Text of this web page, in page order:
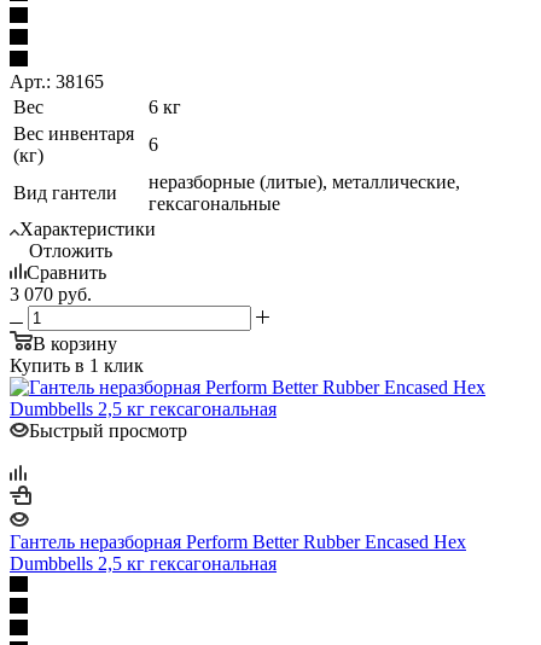
Арт.: 38165
Вес
6 кг
Вес инвентаря
(кг)
6
Вид гантели
неразборные (литые), металлические,
гексагональные
Характеристики
Отложить
Сравнить
3 070 руб.
В корзину
Купить в 1 клик
Быстрый просмотр
Гантель неразборная Perform Better Rubber Encased Hex
Dumbbells 2,5 кг гексагональная